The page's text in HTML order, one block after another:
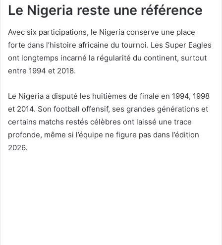
Le Nigeria reste une référence
Avec six participations, le Nigeria conserve une place
forte dans l’histoire africaine du tournoi. Les Super Eagles
ont longtemps incarné la régularité du continent, surtout
entre 1994 et 2018.
Le Nigeria a disputé les huitièmes de finale en 1994, 1998
et 2014. Son football offensif, ses grandes générations et
certains matchs restés célèbres ont laissé une trace
profonde, même si l’équipe ne figure pas dans l’édition
2026.